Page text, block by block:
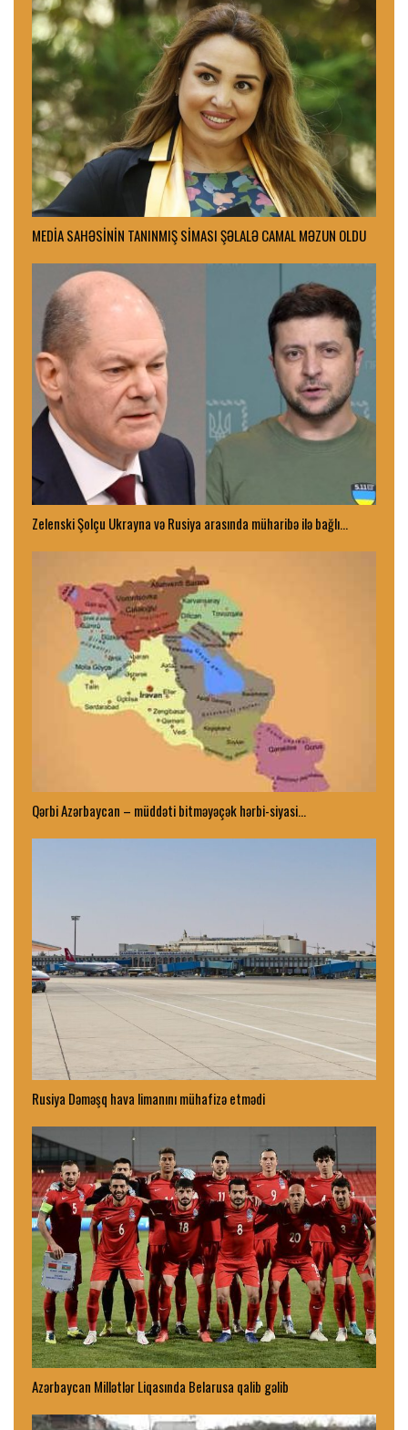
MEDİA SAHƏSİNİN TANINMIŞ SİMASI ŞƏLALƏ CAMAL MƏZUN OLDU
Zelenski Şolçu Ukrayna və Rusiya arasında müharibə ilə bağlı…
Qərbi Azərbaycan – müddəti bitməyəçək hərbi-siyasi…
Rusiya Dəməşq hava limanını mühafizə etmədi
Azərbaycan Millətlər Liqasında Belarusa qalib gəlib